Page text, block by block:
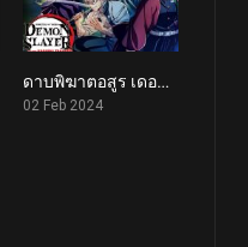
6.6
ดาบพิฆาตอสูร เดอะมูฟวี่ ปาฏิหาริย์แห่งสายสัมพันธ์ สู่การสั่งสอนของเสาหลัก Demon Slayer: Kimetsu no Yaiba -To the Hashira Training- (2024)
02 Feb 2024